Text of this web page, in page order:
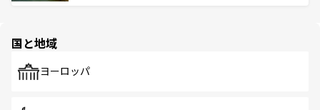
で、ホーカーズは地元の風情を楽しめる外せないスポット
国と地域
ヨーロッパ